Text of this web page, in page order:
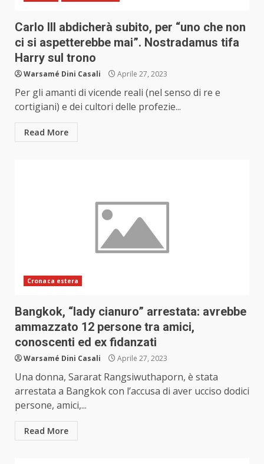
Carlo III abdicherà subito, per “uno che non
ci si aspetterebbe mai”. Nostradamus tifa
Harry sul trono
Warsamé Dini Casali Aprile 27, 2023
Per gli amanti di vicende reali (nel senso di re e
cortigiani) e dei cultori delle profezie...
Read More
Cronaca estera
Bangkok, “lady cianuro” arrestata: avrebbe
ammazzato 12 persone tra amici,
conoscenti ed ex fidanzati
Warsamé Dini Casali Aprile 27, 2023
Una donna, Sararat Rangsiwuthaporn, è stata
arrestata a Bangkok con l’accusa di aver ucciso dodici
persone, amici,...
Read More